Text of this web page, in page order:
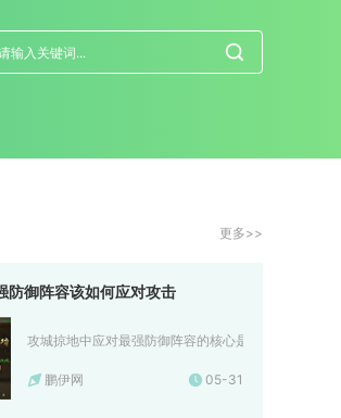
更多>>
防御阵容该如何应对攻击
攻城掠地中应对最强防御阵容的核心是“破防+控场+集
鹏伊网 05-31